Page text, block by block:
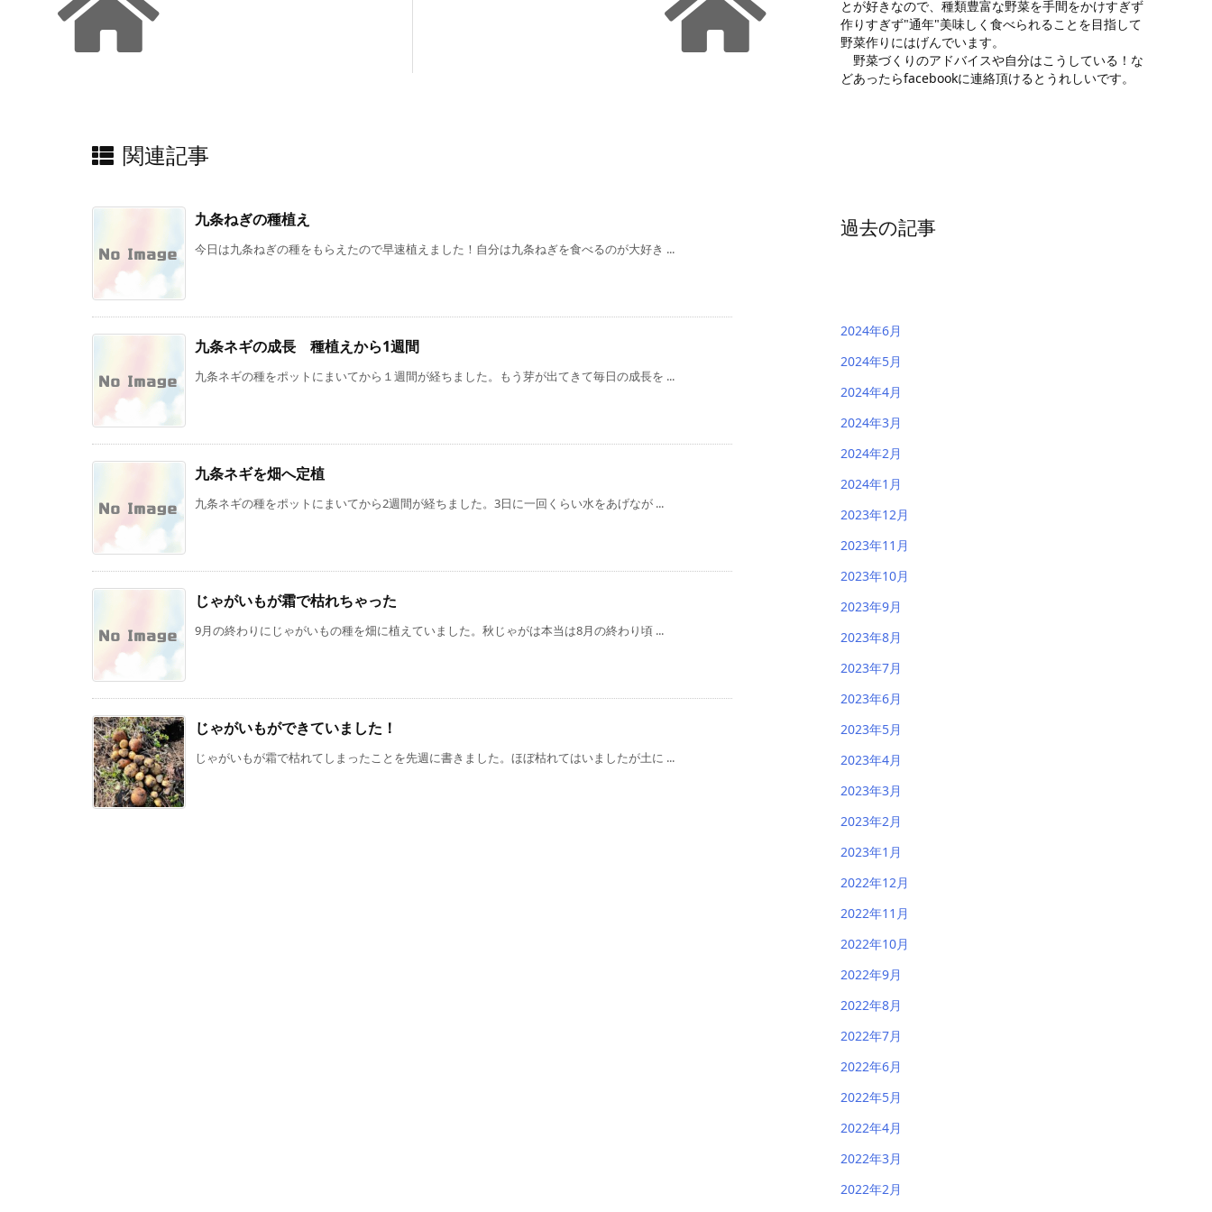
関連記事
九条ねぎの種植え
今日は九条ねぎの種をもらえたので早速植えました！自分は九条ねぎを食べるのが大好き ...
九条ネギの成長 種植えから1週間
九条ネギの種をポットにまいてから１週間が経ちました。もう芽が出てきて毎日の成長を ...
九条ネギを畑へ定植
九条ネギの種をポットにまいてから2週間が経ちました。3日に一回くらい水をあげなが ...
じゃがいもが霜で枯れちゃった
9月の終わりにじゃがいもの種を畑に植えていました。秋じゃがは本当は8月の終わり頃 ...
じゃがいもができていました！
じゃがいもが霜で枯れてしまったことを先週に書きました。ほぼ枯れてはいましたが土に ...
とが好きなので、種類豊富な野菜を手間をかけすぎず
作りすぎず"通年"美味しく食べられることを目指して
野菜作りにはげんでいます。
野菜づくりのアドバイスや自分はこうしている！な
どあったらfacebookに連絡頂けるとうれしいです。
過去の記事
2024年6月
2024年5月
2024年4月
2024年3月
2024年2月
2024年1月
2023年12月
2023年11月
2023年10月
2023年9月
2023年8月
2023年7月
2023年6月
2023年5月
2023年4月
2023年3月
2023年2月
2023年1月
2022年12月
2022年11月
2022年10月
2022年9月
2022年8月
2022年7月
2022年6月
2022年5月
2022年4月
2022年3月
2022年2月